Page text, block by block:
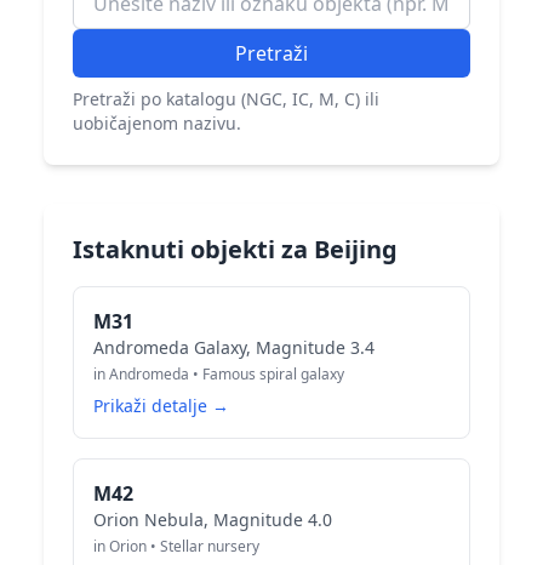
Pretraži
Pretraži po katalogu (NGC, IC, M, C) ili
uobičajenom nazivu.
Istaknuti objekti za Beijing
M31
Andromeda Galaxy, Magnitude 3.4
in Andromeda • Famous spiral galaxy
Prikaži detalje →
M42
Orion Nebula, Magnitude 4.0
in Orion • Stellar nursery